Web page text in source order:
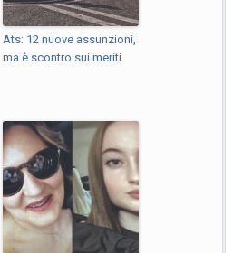
Ats: 12 nuove assunzioni,
ma è scontro sui meriti